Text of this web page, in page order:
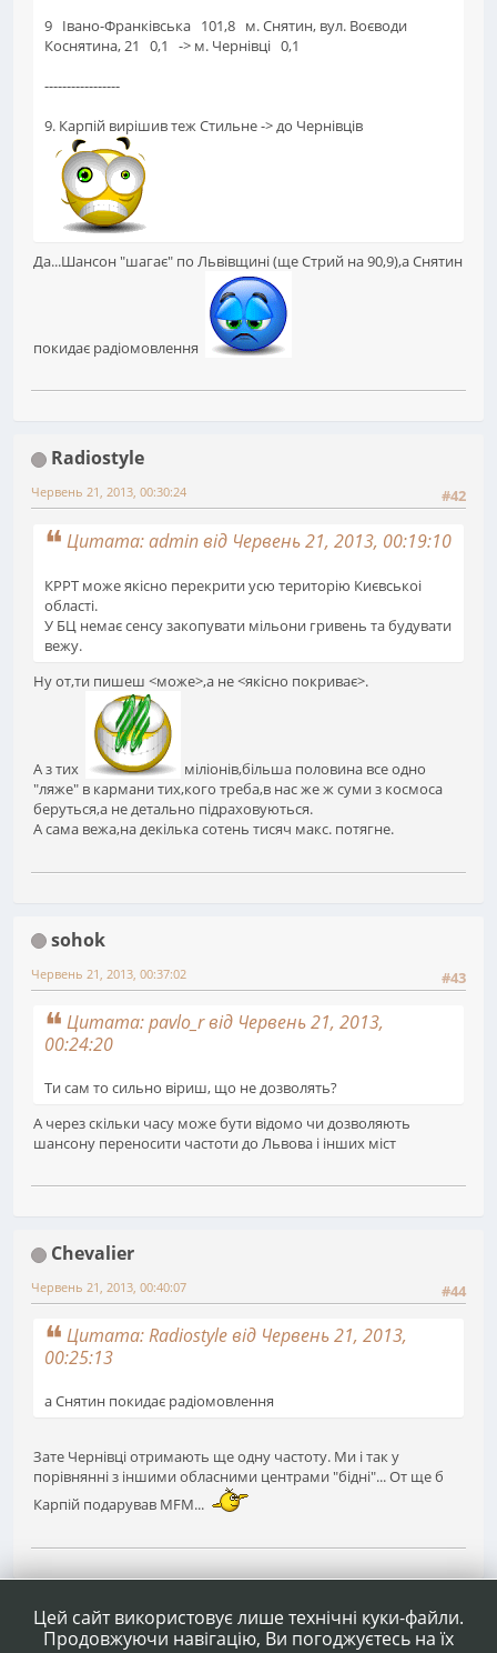
9 Івано-Франківська 101,8 м. Снятин, вул. Воєводи
Коснятина, 21 0,1 -> м. Чернівці 0,1
-----------------
9. Карпій вирішив теж Стильне -> до Чернівців
Да...Шансон "шагає" по Львівщині (ще Стрий на 90,9),а Снятин
покидає радіомовлення
Radiostyle
#42
Червень 21, 2013, 00:30:24
Цитата: admin від Червень 21, 2013, 00:19:10
КРРТ може якісно перекрити усю територію Києвськоі
області.
У БЦ немає сенсу закопувати мільони гривень та будувати
вежу.
Ну от,ти пишеш <може>,а не <якісно покриває>.
А з тих
міліонів,більша половина все одно
"ляже" в кармани тих,кого треба,в нас же ж суми з космоса
беруться,а не детально підраховуються.
А сама вежа,на декілька сотень тисяч макс. потягне.
sohok
#43
Червень 21, 2013, 00:37:02
Цитата: pavlo_r від Червень 21, 2013,
00:24:20
Ти сам то сильно віриш, що не дозволять?
А через скільки часу може бути відомо чи дозволяють
шансону переносити частоти до Львова і інших міст
Chevalier
#44
Червень 21, 2013, 00:40:07
Цитата: Radiostyle від Червень 21, 2013,
00:25:13
а Снятин покидає радіомовлення
Зате Чернівці отримають ще одну частоту. Ми і так у
порівнянні з іншими обласними центрами "бідні"... От ще б
Карпій подарував MFM...
Цей сайт використовує лише технічні куки-файли.
Продовжуючи навігацію, Ви погоджуєтесь на їх